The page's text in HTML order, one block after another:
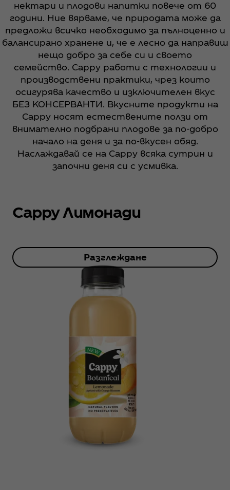
нектари и плодови напитки повече от 60
години. Ние вярваме, че природата може да
предложи всичко необходимо за пълноценно и
балансирано хранене и, че е лесно да направиш
нещо добро за себе си и своето
семейство. Cappy работи с технологии и
производствени практики, чрез които
осигурява качество и изключителен вкус
БЕЗ КОНСЕРВАНТИ. Вкусните продукти на
Cappy носят естествените ползи от
внимателно подбрани плодове за по-добро
начало на деня и за по-вкусен обяд.
Наслаждавай се на Cappy всяка сутрин и
започни деня си с усмивка.
Cappy Лимонади
Разглеждане